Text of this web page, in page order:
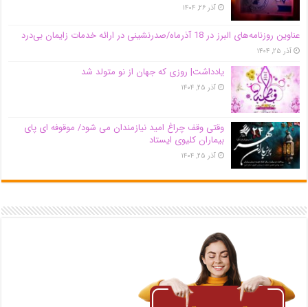
آذر ۲۶, ۱۴۰۴
عناوین روزنامه‌های البرز در ‌18 آذرماه/صدرنشینی در ارائه خدمات زایمان بی‌درد
آذر ۲۵, ۱۴۰۴
یادداشت| روزی که جهان از نو متولد شد
آذر ۲۵, ۱۴۰۴
وقتی وقف چراغ امید نیازمندان می شود/ موقوفه ای پای
بیماران کلیوی ایستاد
آذر ۲۵, ۱۴۰۴